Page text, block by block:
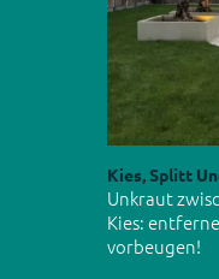
Kies, Splitt
Unkraut
Kies:
vorbeugen!